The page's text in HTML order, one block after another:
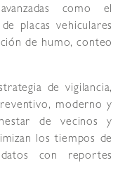
como el
placas vehiculares
de humo, conteo
de vigilancia,
moderno y
de vecinos y
los tiempos de
con reportes